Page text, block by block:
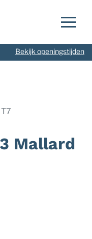
Bekijk openingstijden
Mallard